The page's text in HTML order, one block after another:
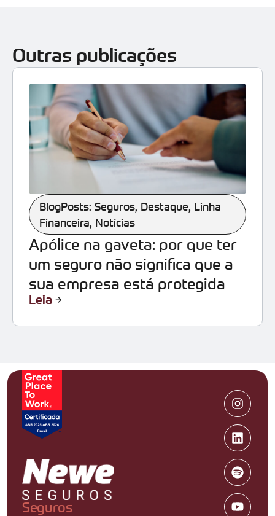
Outras publicações
BlogPosts: Seguros, Destaque, Linha
Financeira, Notícias
Apólice na gaveta: por que ter
um seguro não significa que a
sua empresa está protegida
Leia
Seguros